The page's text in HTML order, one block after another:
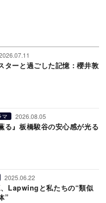
ターと過ごした記憶：櫻井敦
マ 2026.08.05
る』板橋駿谷の安心感が光る
2025.06.22
Lapwingと私たちの“類似
”